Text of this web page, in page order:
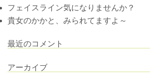
フェイスライン気になりませんか？
貴女のかかと、みられてますよ～
最近のコメント
アーカイブ